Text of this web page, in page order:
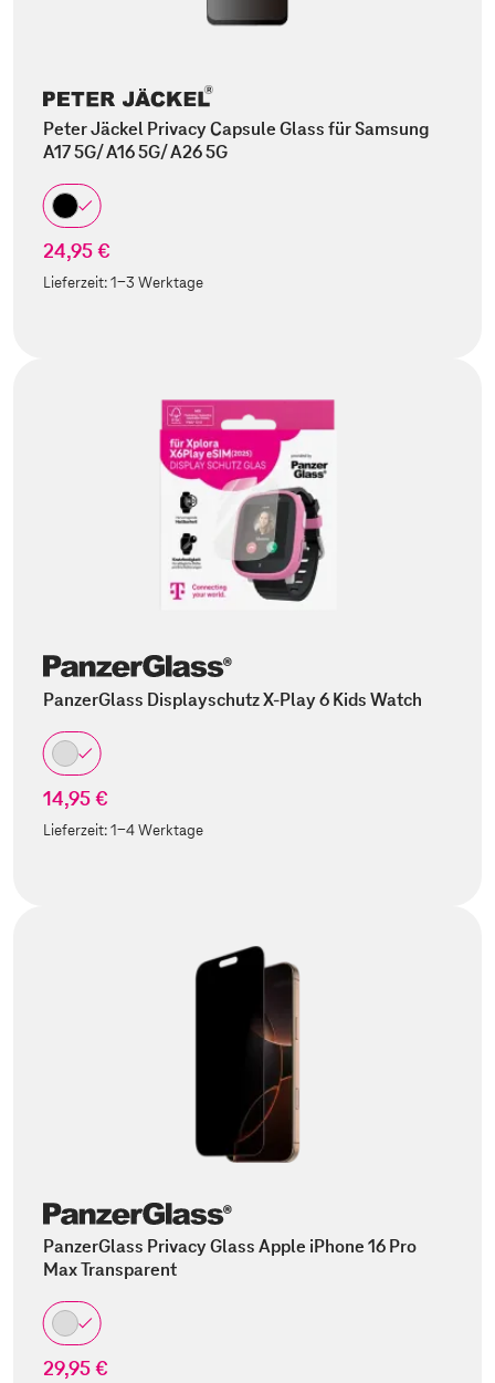
Peter Jäckel Privacy Capsule Glass für Samsung
A17 5G/ A16 5G/ A26 5G
24,95 €
Lieferzeit:1-3 Werktage
PanzerGlass Displayschutz X-Play 6 Kids Watch
14,95 €
Lieferzeit:1-4 Werktage
PanzerGlass Privacy Glass Apple iPhone 16 Pro
Max Transparent
29,95 €